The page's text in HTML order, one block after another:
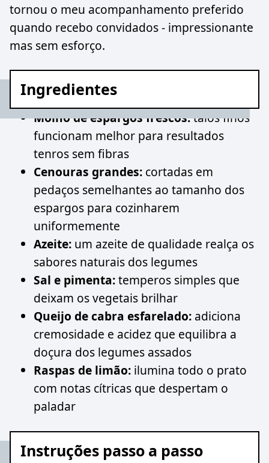
tornou o meu acompanhamento preferido
quando recebo convidados - impressionante
mas sem esforço.
Ingredientes
Molho de espargos frescos:talos finos
funcionam melhor para resultados
tenros sem fibras
Cenouras grandes: cortadas em
pedaços semelhantes ao tamanho dos
espargos para cozinharem
uniformemente
Azeite: um azeite de qualidade realça os
sabores naturais dos legumes
Sal e pimenta:temperos simples que
deixam os vegetais brilhar
Queijo de cabra esfarelado: adiciona
cremosidade e acidez que equilibra a
doçura dos legumes assados
Raspas de limão: ilumina todo o prato
com notas cítricas que despertam o
paladar
Instruções passo a passo